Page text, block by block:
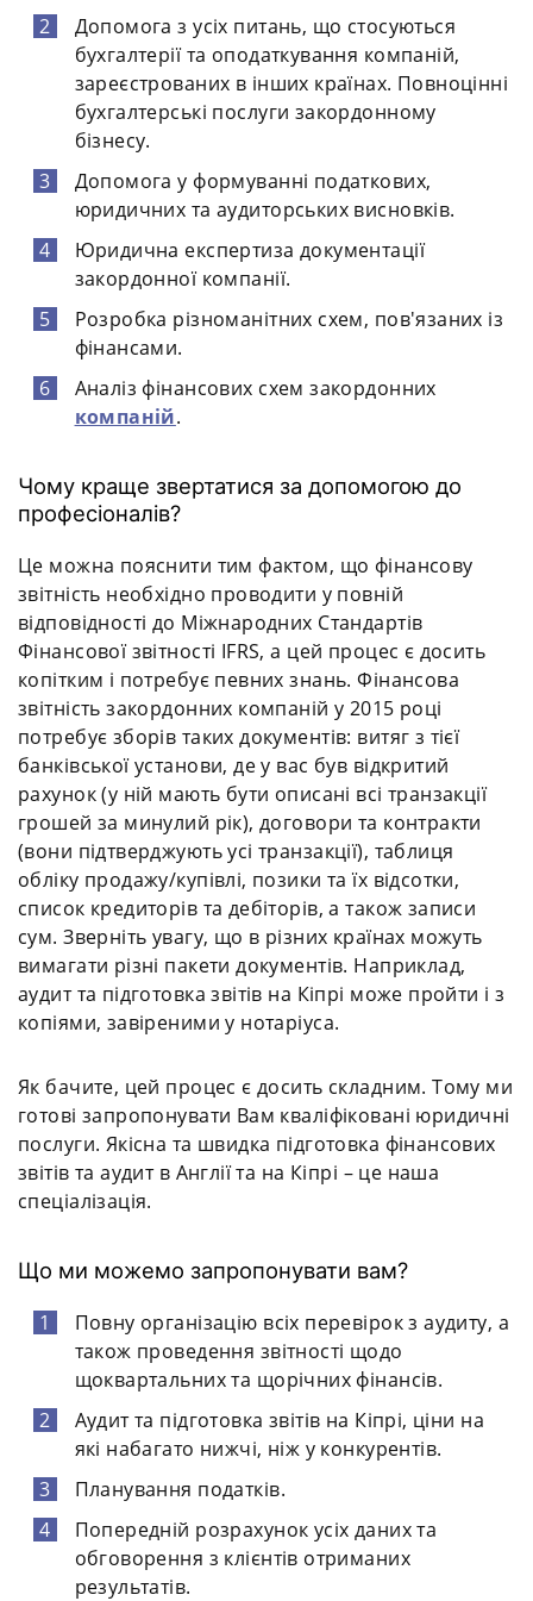
Допомога з усіх питань, що стосуються
бухгалтерії та оподаткування компаній,
зареєстрованих в інших країнах. Повноцінні
бухгалтерські послуги закордонному
бізнесу.
Допомога у формуванні податкових,
юридичних та аудиторських висновків.
Юридична експертиза документації
закордонної компанії.
Розробка різноманітних схем, пов'язаних із
фінансами.
Аналіз фінансових схем закордонних
компаній.
Чому краще звертатися за допомогою до
професіоналів?
Це можна пояснити тим фактом, що фінансову
звітність необхідно проводити у повній
відповідності до Міжнародних Стандартів
Фінансової звітності IFRS, а цей процес є досить
копітким і потребує певних знань. Фінансова
звітність закордонних компаній у 2015 році
потребує зборів таких документів: витяг з тієї
банківської установи, де у вас був відкритий
рахунок (у ній мають бути описані всі транзакції
грошей за минулий рік), договори та контракти
(вони підтверджують усі транзакції), таблиця
обліку продажу/купівлі, позики та їх відсотки,
список кредиторів та дебіторів, а також записи
сум. Зверніть увагу, що в різних країнах можуть
вимагати різні пакети документів. Наприклад,
аудит та підготовка звітів на Кіпрі може пройти і з
копіями, завіреними у нотаріуса.
Як бачите, цей процес є досить складним. Тому ми
готові запропонувати Вам кваліфіковані юридичні
послуги. Якісна та швидка підготовка фінансових
звітів та аудит в Англії та на Кіпрі – це наша
спеціалізація.
Що ми можемо запропонувати вам?
Повну організацію всіх перевірок з аудиту, а
також проведення звітності щодо
щоквартальних та щорічних фінансів.
Аудит та підготовка звітів на Кіпрі, ціни на
які набагато нижчі, ніж у конкурентів.
Планування податків.
Попередній розрахунок усіх даних та
обговорення з клієнтів отриманих
результатів.